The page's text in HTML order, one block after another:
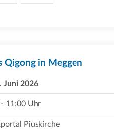
Qigong in Meggen
Juni 2026
11:00 Uhr
Piuskirche